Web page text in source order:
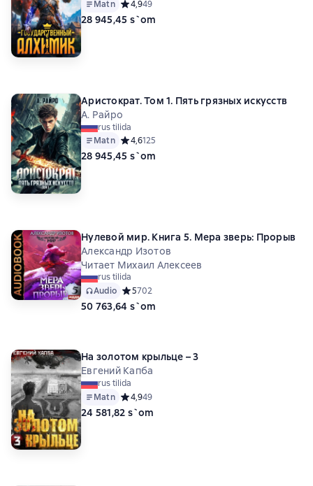
Matn Средний рейтинг 4,9 на основе 49 оценок
4,949
28 945,45 s`om
Аристократ. Том 1. Пять грязных искусств
А. Райро
rus tilida
Matn Средний рейтинг 4,6 на основе 125 оценок
4,6125
28 945,45 s`om
Нулевой мир. Книга 5. Мера зверь: Прорыв
Александр Изотов
Читает Михаил Алексеев
rus tilida
Audio Средний рейтинг 5 на основе 702 оценок
5702
50 763,64 s`om
На золотом крыльце – 3
Евгений Капба
rus tilida
Matn Средний рейтинг 4,9 на основе 49 оценок
4,949
24 581,82 s`om